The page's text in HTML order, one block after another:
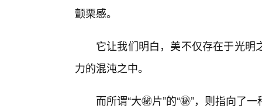
颤栗感。
它让我们明白，美不仅存在于光
力的混沌之中。
而所谓“大㊙️片”的“㊙️”，则指向了